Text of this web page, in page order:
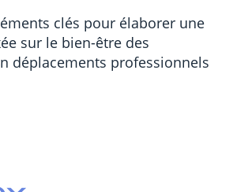
clés pour élaborer une
sur le bien-être des
déplacements professionnels